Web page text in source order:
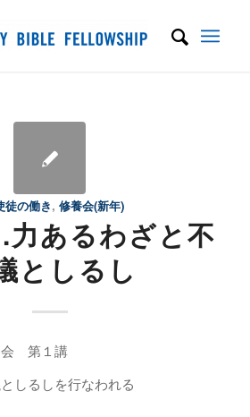
徒の働き,修養会(新年)
あるわざと不
としるし
会 第１講
しるしを行なわれる